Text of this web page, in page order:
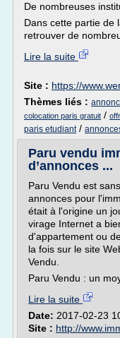
De nombreuses
Dans cette partie de
retrouver de
Lire la suite
Site : https://
Thèmes liés :
colocation paris gratuit /
paris etudiant/
Paru vendu
d’annonces ...
Paru Vendu est
annonces pour
était à l'origine un
virage Internet a
d'appartement ou
la fois sur le site
Vendu.
Paru Vendu : un
Lire la suite
Date: 2017-02-23
Site : http://